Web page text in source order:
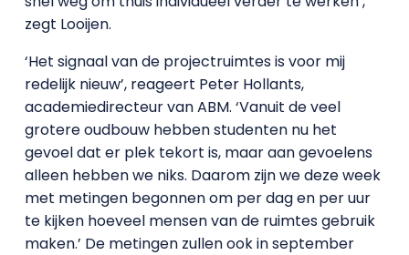
zegt Looijen.
‘Het signaal van de projectruimtes is voor mij
redelijk nieuw’, reageert Peter Hollants,
academiedirecteur van ABM. ‘Vanuit de veel
grotere oudbouw hebben studenten nu het
gevoel dat er plek tekort is, maar aan gevoelens
alleen hebben we niks. Daarom zijn we deze week
met metingen begonnen om per dag en per uur
te kijken hoeveel mensen van de ruimtes gebruik
maken.’ De metingen zullen ook in september